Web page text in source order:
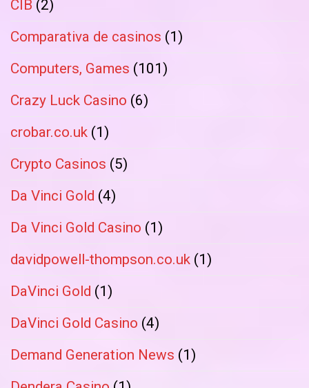
CIB (2)
Comparativa de casinos (1)
Computers, Games (101)
Crazy Luck Casino (6)
crobar.co.uk (1)
Crypto Casinos (5)
Da Vinci Gold (4)
Da Vinci Gold Casino (1)
davidpowell-thompson.co.uk (1)
DaVinci Gold (1)
DaVinci Gold Casino (4)
Demand Generation News (1)